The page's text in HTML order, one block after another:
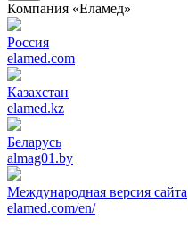
Компания «‎Еламед»
Россия
elamed.com
Казахстан
elamed.kz
Беларусь
almag01.by
Международная версия сайта
elamed.com/en/